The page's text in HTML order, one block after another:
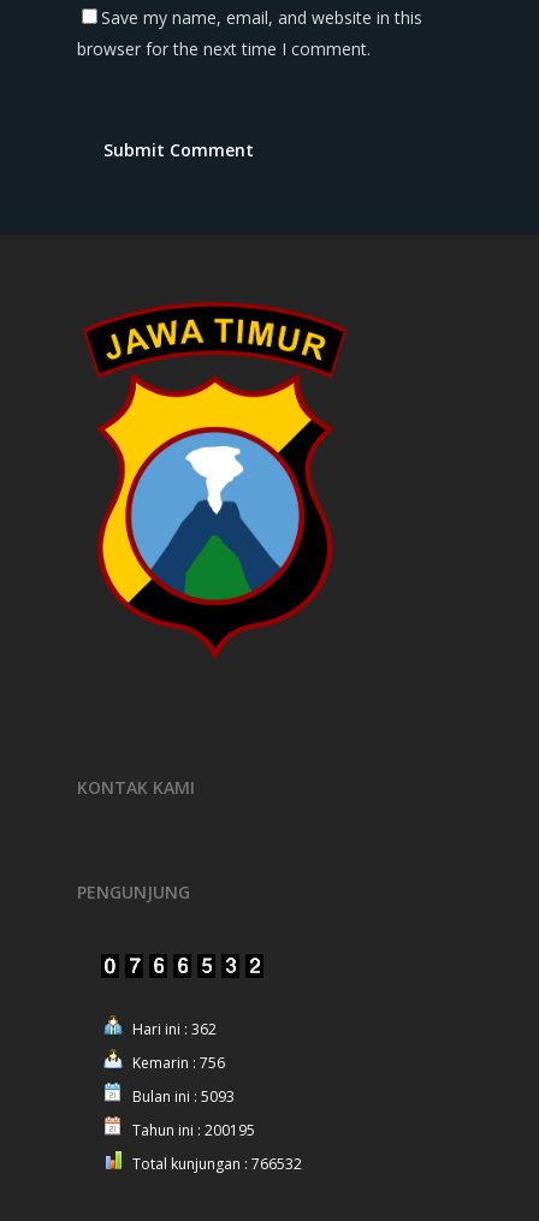
Save my name, email, and website in this
browser for the next time I comment.
KONTAK KAMI
PENGUNJUNG
Hari ini : 362
Kemarin : 756
Bulan ini : 5093
Tahun ini : 200195
Total kunjungan : 766532